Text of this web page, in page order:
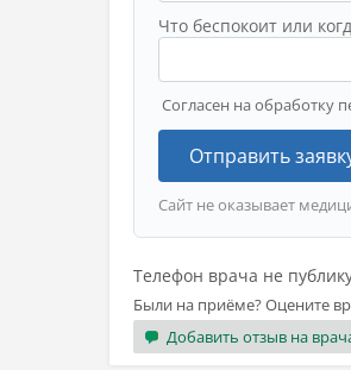
Что беспокоит или
Согласен на обработку
Отправить
Сайт не оказывает
Телефон врача не
Были на приёме? Оцените
Добавить отзыв на